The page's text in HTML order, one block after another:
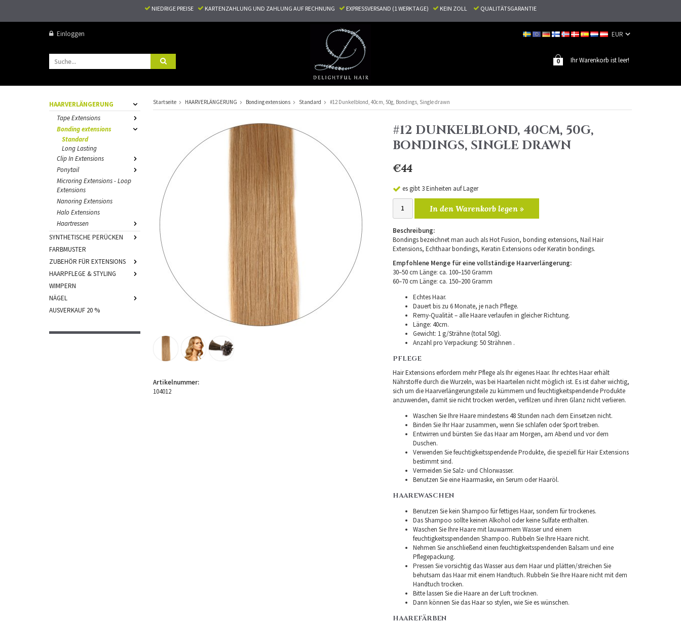
NIEDRIGE PREISE KARTENZAHLUNG UND ZAHLUNG AUF RECHNUNG EXPRESSVERSAND (1 WERKTAGE) KEIN ZOLL QUALITÄTSGARANTIE
Einloggen
Ihr Warenkorb ist leer!
0
HAARVERLÄNGERUNG
Tape Extensions
Bonding extensions
Standard
Long Lasting
Clip In Extensions
Ponytail
Microring Extensions - Loop
Extensions
Nanoring Extensions
Halo Extensions
Haartressen
SYNTHETISCHE PERÜCKEN
FARBMUSTER
ZUBEHÖR FÜR EXTENSIONS
HAARPFLEGE & STYLING
WIMPERN
NÄGEL
AUSVERKAUF 20 %
Startseite HAARVERLÄNGERUNG Bonding extensions Standard #12 Dunkelblond, 40cm, 50g, Bondings, Single drawn
#12 DUNKELBLOND, 40CM, 50G,
BONDINGS, SINGLE DRAWN
€44
es gibt 3 Einheiten auf Lager
In den Warenkorb legen »
Beschreibung:
Bondings bezeichnet man auch als Hot Fusion, bonding extensions, Nail Hair
Extensions, Echthaar bondings, Keratin Extensions oder Keratin bondings.
Empfohlene Menge für eine vollständige Haarverlängerung:
30–50 cm Länge: ca. 100–150 Gramm
60–70 cm Länge: ca. 150–200 Gramm
Echtes Haar.
Dauert bis zu 6 Monate, je nach Pflege.
Remy-Qualität – alle Haare verlaufen in gleicher Richtung.
Länge: 40cm.
Gewicht: 1 g/Strähne (total 50g).
Anzahl pro Verpackung: 50 Strähnen .
PFLEGE
Hair Extensions erfordern mehr Pflege als Ihr eigenes Haar. Ihr echtes Haar erhält
Nährstoffe durch die Wurzeln, was bei Haarteilen nicht möglich ist. Es ist daher wichtig,
sich um die Haarverlängerungsteile zu kümmern und feuchtigkeitspendende Produkte
anzuwenden, damit sie nicht trocken werden, verfilzen und ihren Glanz nicht verlieren.
Waschen Sie Ihre Haare mindestens 48 Stunden nach dem Einsetzen nicht.
Binden Sie Ihr Haar zusammen, wenn Sie schlafen oder Sport treiben.
Entwirren und bürsten Sie das Haar am Morgen, am Abend und vor dem
Duschen.
Verwenden Sie feuchtigkeitsspendende Produkte, die speziell für Hair Extensions
bestimmt sind.
Vermeiden Sie Salz- und Chlorwasser.
Benutzen Sie eine Haarmaske, ein Serum oder Haaröl.
HAAREWASCHEN
Benutzen Sie kein Shampoo für fettiges Haar, sondern für trockenes.
Das Shampoo sollte keinen Alkohol oder keine Sulfate enthalten.
Waschen Sie Ihre Haare mit lauwarmem Wasser und einem
feuchtigkeitsspendenden Shampoo. Rubbeln Sie Ihre Haare nicht.
Nehmen Sie anschließend einen feuchtigkeitsspendenden Balsam und eine
Pflegepackung.
Pressen Sie vorsichtig das Wasser aus dem Haar und plätten/streichen Sie
behutsam das Haar mit einem Handtuch. Rubbeln Sie Ihre Haare nicht mit dem
Handtuch trocken.
Bitte lassen Sie die Haare an der Luft trocknen.
Dann können Sie das Haar so stylen, wie Sie es wünschen.
HAAREFÄRBEN
Artikelnummer:
104012